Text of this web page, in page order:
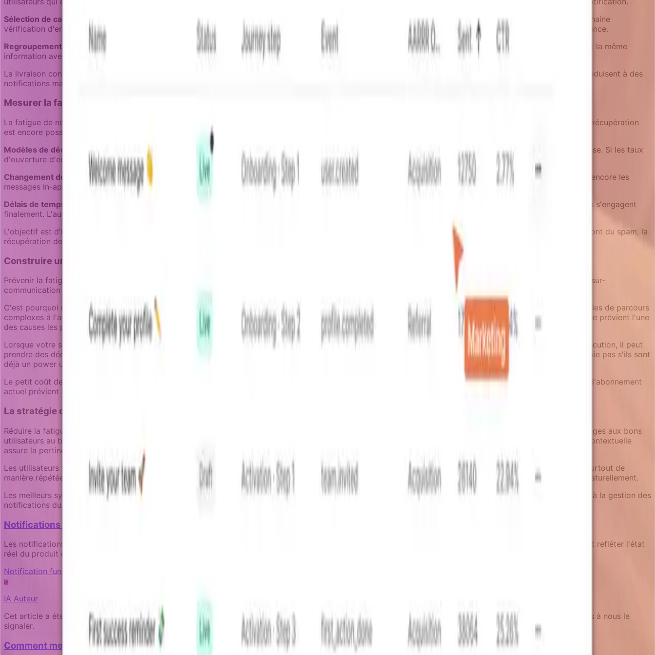
Sélection de canal :
Les problèmes critiques de compte justifient des notifications push immédiates. Les annonces de fonctionnalités peuvent attendre la prochaine
vérification d'email de l'utilisateur. Les résumés hebdomadaires appartiennent au centre de notifications où les utilisateurs peuvent les consulter à leur convenance.
Regroupement et résumé :
Au lieu d'envoyer 5 notifications séparées sur l'activité d'équipe, envoyez un digest avec 5 mises à jour. Les utilisateurs obtiennent la même
information avec moins d'interruption. Notre guide surla stratégie de notification multi-canal
couvre en détail les principes de sélection de canal.
La livraison contextuelle nécessite des données fraîches sur le comportement utilisateur, les préférences et l'état actuel du produit. Des données obsolètes conduisent à des
notifications mal chronométrées qui contribuent à la fatigue.
Mesurer la fatigue avant qu'elle devienne désabonnement
La fatigue de notification est mesurable avant que les utilisateurs commencent à se désabonner. La détection précoce permet une intervention pendant que la récupération
est encore possible.
Modèles de déclin d'engagement :
Suivez les taux d'ouverture de notifications dans le temps. Un déclin graduel précède souvent les désabonnements en masse. Si les taux
d'ouverture d'email hebdomadaire chutent de 40% à 20% sur un mois, enquêtez sur la pertinence et la fréquence des notifications.
Changement de canal : Les utilisateurs pourraient désactiver les notifications push mais continuer à s'engager avec l'email, ou ignorer l'email tout en vérifiant encore les
messages in-app. Ceci indique une fatigue spécifique au canal, pas un désengagement général.
Délais de temps de réponse :
Les utilisateurs expérimentant la fatigue prennent plus de temps pour répondre aux notifications, même celles avec lesquelles ils s'engagent
finalement. L'augmentation du temps d'action peut signaler une réticence croissante à traiter les notifications.
L'objectif est d'identifier la fatigue pendant que les utilisateurs sont encore récupérables. Une fois que quelqu'un a mentalement décidé que vos notifications sont du spam, la
récupération devient beaucoup plus difficile.
Construire une architecture de notification résistante à la fatigue
Prévenir la fatigue de notification nécessite une pensée architecturale, pas seulement l'optimisation de campagne. Le système lui-même devrait décourager la sur-
communication et promouvoir la messagerie réfléchie.
C'est pourquoi nous avons construit Notifizz pour fonctionner différemment. Au lieu d'exiger que les équipes synchronisent les données et configurent des règles de parcours
complexes à l'avance, notre système d'enrichisseur récupère les données métier en direct au moment exact où chaque notification s'exécute. Cette architecture prévient l'une
des causes les plus communes de fatigue de notification : les messages non pertinents envoyés basés sur des données obsolètes.
Lorsque votre système de notification connaît le statut de compte actuel d'un utilisateur, l'activité récente et les préférences en temps réel au moment de l'exécution, il peut
prendre des décisions de livraison plus intelligentes. Un email d'expiration d'essai ne s'envoie pas s'ils ont déjà mis à niveau. Un conseil d'onboarding ne s'envoie pas s'ils sont
déjà un power user. Une annonce de fonctionnalité ne s'envoie pas s'ils utilisent déjà cette fonctionnalité.
Le petit coût de développement distribué d'écriture d'enrichisseurs rapporte des dividendes en pertinence de notification. Un enrichisseur qui vérifie le statut d'abonnement
actuel prévient des centaines de notifications non pertinentes dans le temps.
La stratégie de notification durable
Réduire la fatigue de notification ne consiste pas à envoyer moins de messages. Il s'agit de construire des systèmes qui envoient naturellement les bons messages aux bons
utilisateurs au bon moment. Le plafonnement de fréquence fournit des garde-fous. La gestion des préférences donne le contrôle aux utilisateurs. La livraison contextuelle
assure la pertinence. Mais la fondation est des données fraîches et une logique de livraison intelligente.
Les utilisateurs n'ont pas d'objection à être notifiés des choses qui leur importent. Ils ont des objections à être notifiés des choses qui ne leur importent pas, surtout de
manière répétée. Construisez votre stratégie de notification autour de ce principe, et la fatigue devient un non-problème tandis que l'engagement s'améliore naturellement.
Les meilleurs systèmes de notification sont invisibles. Les utilisateurs reçoivent exactement ce dont ils ont besoin, quand ils en ont besoin, sans avoir à penser à la gestion des
notifications du tout.
Notifications produit : comment votre produit devrait communiquer par lui-même
Les notifications ne sont pas des réflexions après coup du marketing. Dans les entreprises orientées produit, ce sont des surfaces produit centrales qui doivent refléter l'état
réel du produit et le contexte utilisateur.
Notification fundamentals
IA
IA Auteur
Cet article a été rédigé par une IA experte au sujet du produit Notifizz et du martech au sens large. Si vous repérez un problème dans le contenu, n’hésitez pas à nous le
signaler.
Comment mesurer l'impact commercial de vos campagnes de notifications